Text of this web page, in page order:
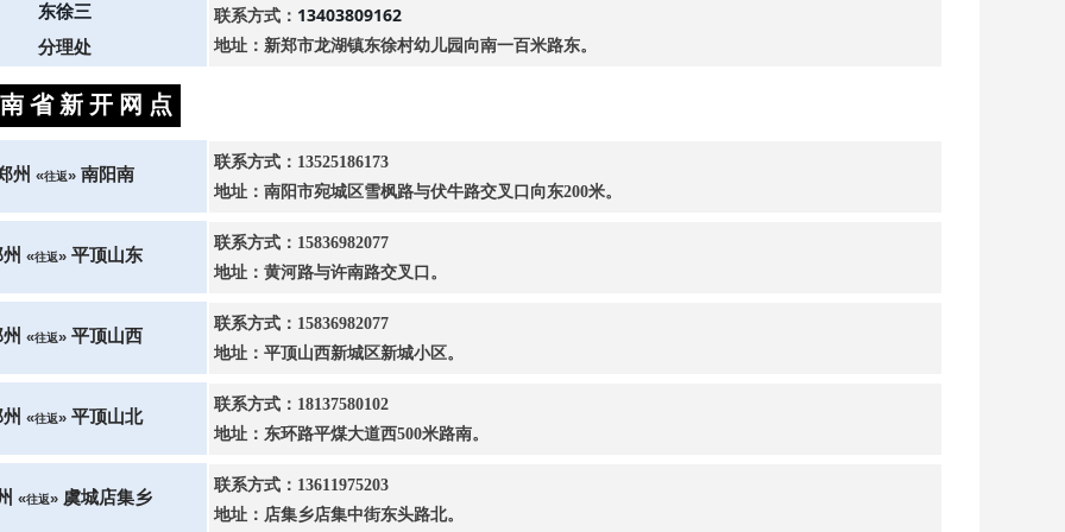
东徐三
分理处
联系方式： 13403809162
地址：新郑市龙湖镇东徐村幼儿园向南一百米路东。
省 新 开 网 点
州 «往返» 南阳南
联系方式：13525186173
地址：南阳市宛城区雪枫路与伏牛路交叉口向东200米。
«往返» 平顶山东
联系方式：15836982077
地址：黄河路与许南路交叉口。
«往返» 平顶山西
联系方式：15836982077
地址：平顶山西新城区新城小区。
«往返» 平顶山北
联系方式：18137580102
地址：东环路平煤大道西500米路南。
«往返» 虞城店集乡
联系方式：13611975203
地址：店集乡店集中街东头路北。